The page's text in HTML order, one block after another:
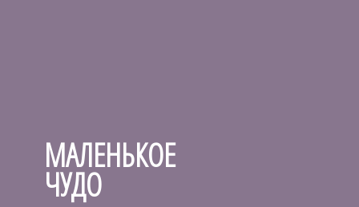
МАЛЕНЬКОЕ
ЧУДО